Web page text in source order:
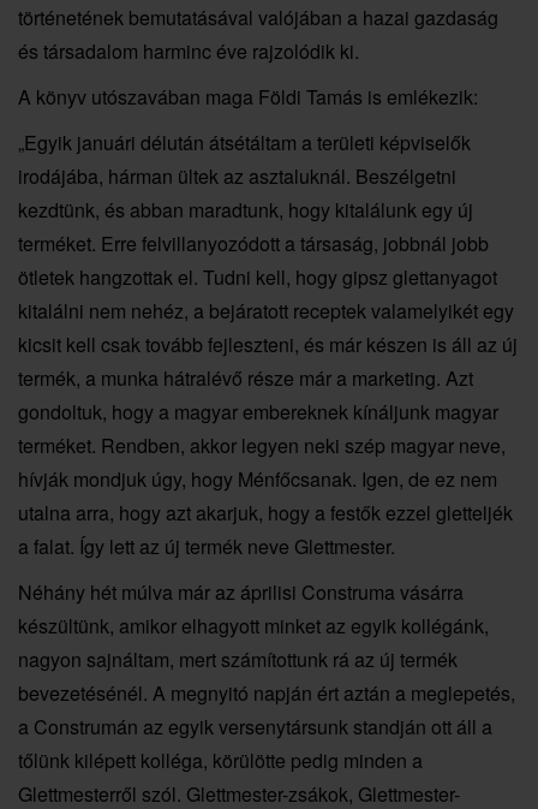
történetének bemutatásával valójában a hazai gazdaság
és társadalom harminc éve rajzolódik ki.
A könyv utószavában maga Földi Tamás is emlékezik:
„Egyik januári délután átsétáltam a területi képviselők
irodájába, hárman ültek az asztaluknál. Beszélgetni
kezdtünk, és abban maradtunk, hogy kitalálunk egy új
terméket. Erre felvillanyozódott a társaság, jobbnál jobb
ötletek hangzottak el. Tudni kell, hogy gipsz glettanyagot
kitalálni nem nehéz, a bejáratott receptek valamelyikét egy
kicsit kell csak tovább fejleszteni, és már készen is áll az új
termék, a munka hátralévő része már a marketing. Azt
gondoltuk, hogy a magyar embereknek kínáljunk magyar
terméket. Rendben, akkor legyen neki szép magyar neve,
hívják mondjuk úgy, hogy Ménfőcsanak. Igen, de ez nem
utalna arra, hogy azt akarjuk, hogy a festők ezzel gletteljék
a falat. Így lett az új termék neve Glettmester.
Néhány hét múlva már az áprilisi Construma vásárra
készültünk, amikor elhagyott minket az egyik kollégánk,
nagyon sajnáltam, mert számítottunk rá az új termék
bevezetésénél. A megnyitó napján ért aztán a meglepetés,
a Construmán az egyik versenytársunk standján ott áll a
tőlünk kilépett kolléga, körülötte pedig minden a
Glettmesterről szól. Glettmester-zsákok, Glettmester-